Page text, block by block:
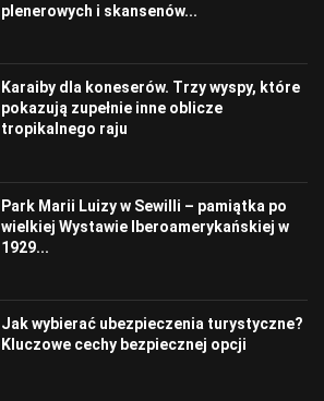
plenerowych i skansenów...
Karaiby dla koneserów. Trzy wyspy, które
pokazują zupełnie inne oblicze
tropikalnego raju
Park Marii Luizy w Sewilli – pamiątka po
wielkiej Wystawie Iberoamerykańskiej w
1929...
Jak wybierać ubezpieczenia turystyczne?
Kluczowe cechy bezpiecznej opcji